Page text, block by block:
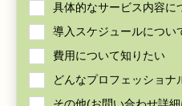
具体的なサービス内容に
導入スケジュールについ
費用について知りたい
どんなプロフェッショ